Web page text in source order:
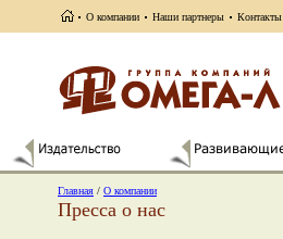
О компании Наши партнеры Контакты
Главная / О компании
Пресса о нас